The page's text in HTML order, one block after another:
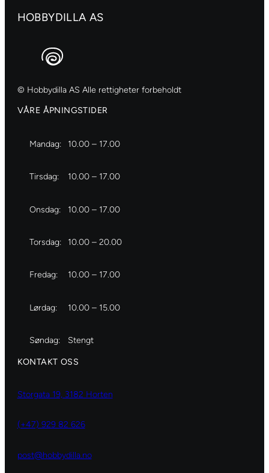
HOBBYDILLA AS
© Hobbydilla AS Alle rettigheter forbeholdt
VÅRE ÅPNINGSTIDER
Mandag: 10.00 – 17.00
Tirsdag: 10.00 – 17.00
Onsdag: 10.00 – 17.00
Torsdag: 10.00 – 20.00
Fredag: 10.00 – 17.00
Lørdag: 10.00 – 15.00
Søndag: Stengt
KONTAKT OSS
Storgata 19, 3182 Horten
(+47) 929 82 626
post@hobbydilla.no